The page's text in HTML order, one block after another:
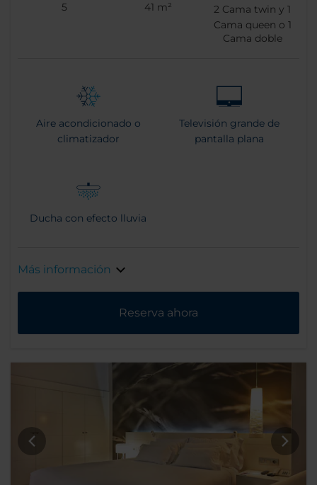
5 41 m² 2 Cama twin y1
Cama queen o 1
Cama doble
Aire acondicionado o
climatizador
Televisión grande de
pantalla plana
Ducha con efecto lluvia
Más información
Reserva ahora